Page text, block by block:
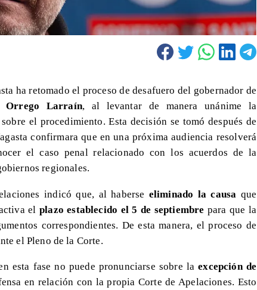
ha retomado el proceso de desafuero del gobernador de
Orrego Larraín, al levantar de manera unánime la
el procedimiento. Esta decisión se tomó después de
confirmara que en una próxima audiencia resolverá
el caso penal relacionado con los acuerdos de la
regionales.
indicó que, al haberse eliminado la causa que
elplazo establecido el 5 de septiembre para que la
correspondientes. De esta manera, el proceso de
el Pleno de la Corte.
esta fase no puede pronunciarse sobre laexcepción de
en relación con la propia Corte de Apelaciones. Esto